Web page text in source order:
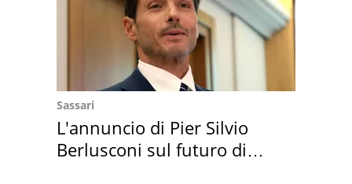
Sassari
L'annuncio di Pier Silvio
Berlusconi sul futuro di